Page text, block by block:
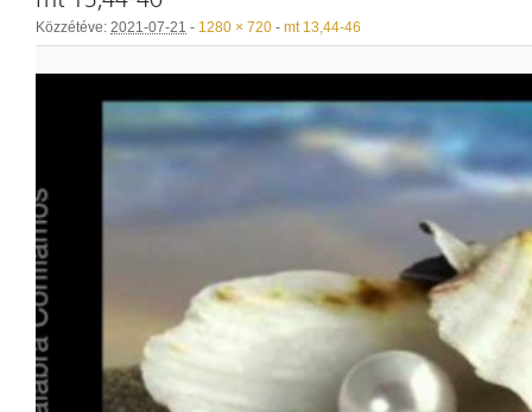
Közzétéve: 2021-07-21 - 1280 × 720 - mt 13,44-46